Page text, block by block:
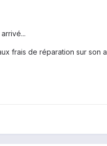
frais de réparation sur son